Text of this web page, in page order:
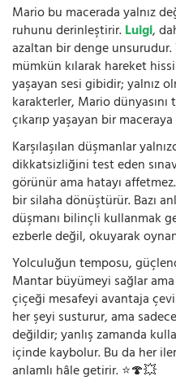
Mario bu macerada yalnız
ruhunu derinleştirir.Luigi,
azaltan bir denge unsurudur.
mümkün kılarak hareket
yaşayan sesi gibidir; yalnız
karakterler, Mario
çıkarıp yaşayan bir
Karşılaşılan düşmanlar
dikkatsizliğini test eden
görünür ama hatayı
bir silaha dönüştürür. Bazı
düşmanı bilinçli kullanmak
ezberle değil, okuyarak
Yolculuğun temposu,
Mantar büyümeyi sağlar
çiçeği mesafeyi avantaja
her şeyi susturur, ama
değildir; yanlış zamanda
içinde kaybolur. Bu da her
anlamlı hâle getirir. ⭐🍄💥